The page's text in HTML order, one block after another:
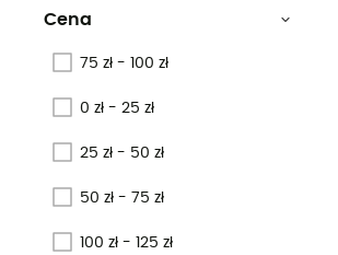
Cena
75 zł - 100 zł
0 zł - 25 zł
25 zł - 50 zł
50 zł - 75 zł
100 zł - 125 zł